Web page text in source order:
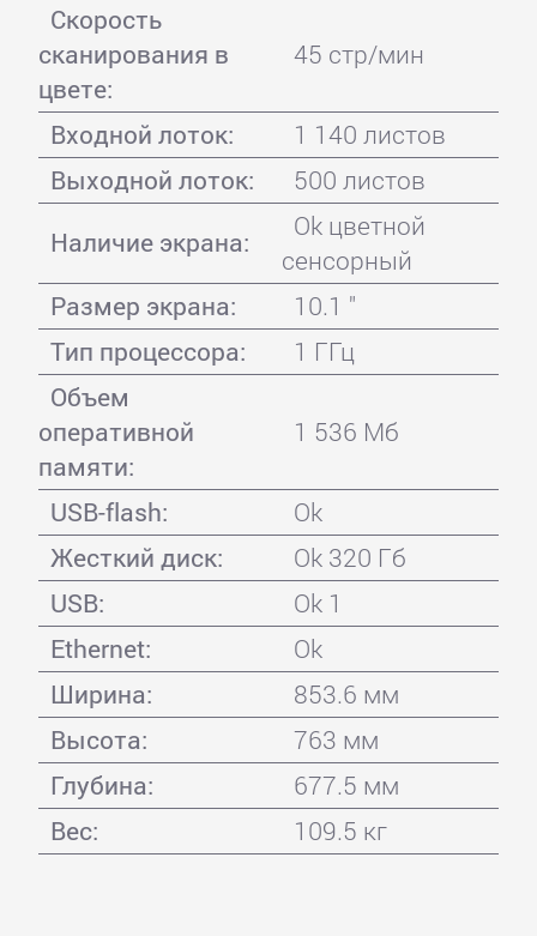
Скорость
сканирования в
цвете:
45 стр/мин
Входной лоток:
1 140 листов
Выходной лоток:
500 листов
Наличие экрана:
Ok цветной
сенсорный
Размер экрана:
10.1 "
Тип процессора:
1 ГГц
Объем
оперативной
памяти:
1 536 Мб
USB-flash:
Ok
Жесткий диск:
Ok 320 Гб
USB:
Ok 1
Ethernet:
Ok
Ширина:
853.6 мм
Высота:
763 мм
Глубина:
677.5 мм
Вес:
109.5 кг